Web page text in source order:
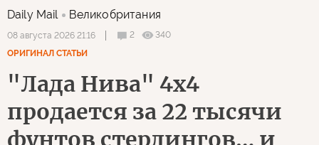
Daily Mail Великобритания
08 августа 2026 21:16 2
340
ОРИГИНАЛ СТАТЬИ
"Лада Нива" 4х4
продается за 22 тысячи
фунтов стерлингов… и